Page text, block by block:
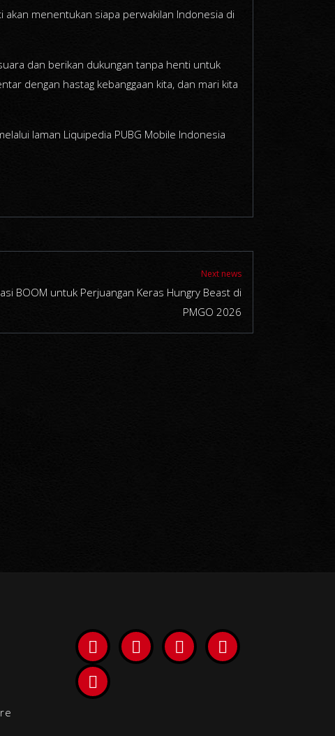
akan menentukan siapa perwakilan Indonesia di
dan berikan dukungan tanpa henti untuk
dengan hastag kebanggaan kita, dan mari kita
laman Liquipedia PUBG Mobile Indonesia
Next news
BOOM untuk Perjuangan Keras Hungry Beast di
PMGO 2026